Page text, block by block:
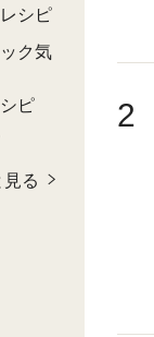
2
シピ
ク気
ピ
見る